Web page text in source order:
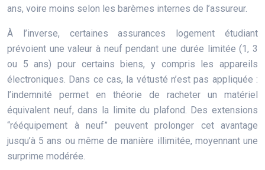
ans, voire moins selon les barèmes internes de l’assureur.
À l’inverse, certaines assurances logement étudiant
prévoient une valeur à neuf pendant une durée limitée (1, 3
ou 5 ans) pour certains biens, y compris les appareils
électroniques. Dans ce cas, la vétusté n’est pas appliquée :
l’indemnité permet en théorie de racheter un matériel
équivalent neuf, dans la limite du plafond. Des extensions
“rééquipement à neuf” peuvent prolonger cet avantage
jusqu’à 5 ans ou même de manière illimitée, moyennant une
surprime modérée.